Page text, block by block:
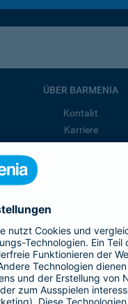
ÜBER BARMENIA
Kontakt
Karriere
ist Teil der
BELIEBTE SEITEN
Kranken-
Tierversicherungen